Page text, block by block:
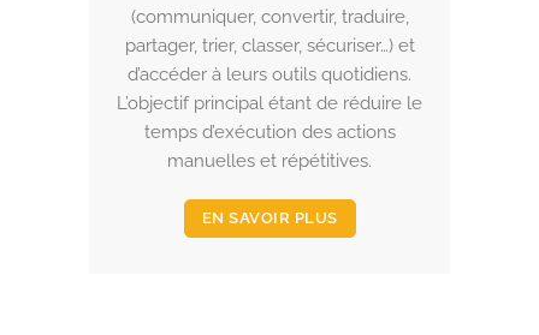
(communiquer, convertir, traduire,
partager, trier, classer, sécuriser…) et
d’accéder à leurs outils quotidiens.
L’objectif principal étant de réduire le
temps d’exécution des actions
manuelles et répétitives.
EN SAVOIR PLUS